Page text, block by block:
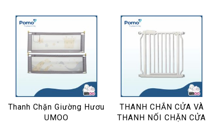
Thanh Chặn Giường Hươu
UMOO
THANH CHẮN CỬA VÀ
THANH NỐI CHẶN CỬA